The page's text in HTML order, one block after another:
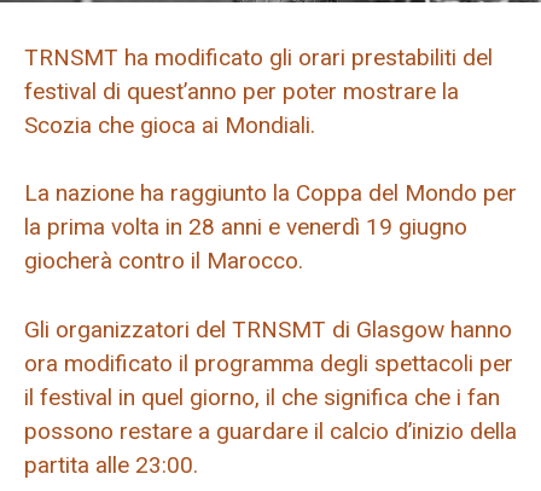
TRNSMT ha modificato gli orari prestabiliti del
festival di quest’anno per poter mostrare la
Scozia che gioca ai Mondiali.
La nazione ha raggiunto la Coppa del Mondo per
la prima volta in 28 anni e venerdì 19 giugno
giocherà contro il Marocco.
Gli organizzatori del TRNSMT di Glasgow hanno
ora modificato il programma degli spettacoli per
il festival in quel giorno, il che significa che i fan
possono restare a guardare il calcio d’inizio della
partita alle 23:00.